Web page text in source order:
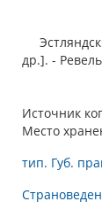
др.]. -
Источник
Место
тип. Губ.